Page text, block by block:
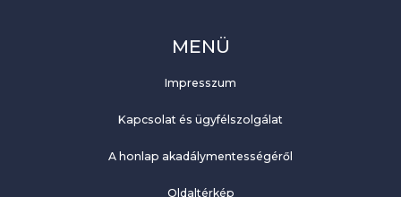
MENÜ
Impresszum
Kapcsolat és ügyfélszolgálat
A honlap akadálymentességéről
Oldaltérkép